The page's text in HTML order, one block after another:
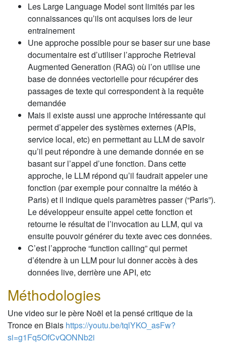
Les Large Language Model sont limités par les
connaissances qu’ils ont acquises lors de leur
entrainement
Une approche possible pour se baser sur une base
documentaire est d’utiliser l’approche Retrieval
Augmented Generation (RAG) où l’on utilise une
base de données vectorielle pour récupérer des
passages de texte qui correspondent à la requête
demandée
Mais il existe aussi une approche intéressante qui
permet d’appeler des systèmes externes (APIs,
service local, etc) en permettant au LLM de savoir
qu’il peut répondre à une demande donnée en se
basant sur l’appel d’une fonction. Dans cette
approche, le LLM répond qu’il faudrait appeler une
fonction (par exemple pour connaitre la météo à
Paris) et il indique quels paramètres passer (“Paris”).
Le développeur ensuite appel cette fonction et
retourne le résultat de l’invocation au LLM, qui va
ensuite pouvoir générer du texte avec ces données.
C’est l’approche “function calling” qui permet
d’étendre à un LLM pour lui donner accès à des
données live, derrière une API, etc
Méthodologies
Une video sur le père Noël et la pensé critique de la
Tronce en Biais https://youtu.be/tqlYKO_asFw?
si=g1Fq5OfCvQONNb2i